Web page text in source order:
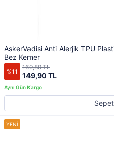
AskerVadisi Anti Alerjik TPU
Bez Kemer
%11 149,90 TL
169,89 TL